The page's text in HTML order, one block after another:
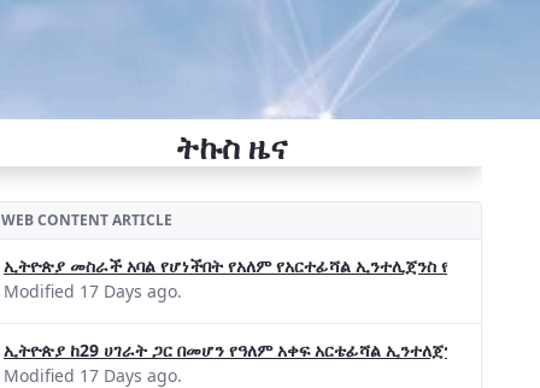
ትኩስ ዜና
WEB CONTENT ARTICLE
ኢትዮጵያ መስራች አባል የሆነችበት የአለም የአርተፊሻል ኢንተሊጀንስ የትብብር
Modified 17 Days ago.
ኢትዮጵያ ከ29 ሀገራት ጋር በመሆን የዓለም አቀፍ አርቴፊሻል ኢንተለጀንስ ትብብር
Modified 17 Days ago.